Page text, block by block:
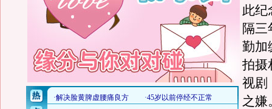
此纪
隔三
勤加
拍摄
视剧
之嫌